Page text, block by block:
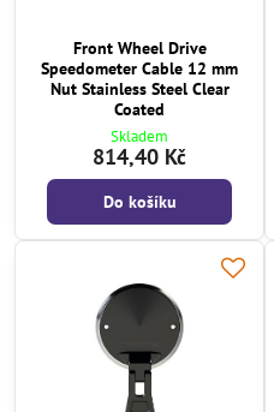
Front Wheel Drive
Speedometer Cable 12 mm
Nut Stainless Steel Clear
Coated
Skladem
814,40 Kč
Do košíku